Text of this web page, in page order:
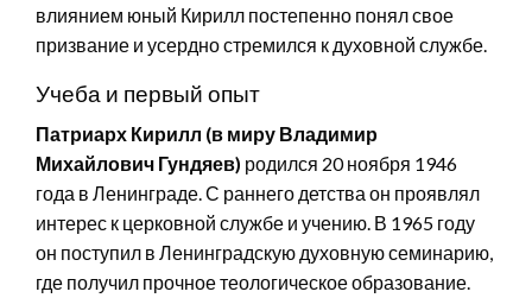
влиянием юный Кирилл постепенно понял свое
призвание и усердно стремился к духовной службе.
Учеба и первый опыт
Патриарх Кирилл (в миру Владимир
Михайлович Гундяев) родился 20 ноября 1946
года в Ленинграде. С раннего детства он проявлял
интерес к церковной службе и учению. В 1965 году
он поступил в Ленинградскую духовную семинарию,
где получил прочное теологическое образование.